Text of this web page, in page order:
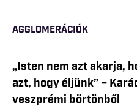
AGGLOMERÁCIÓK
„Isten nem azt akarja,
azt, hogy éljünk” –
veszprémi börtönből